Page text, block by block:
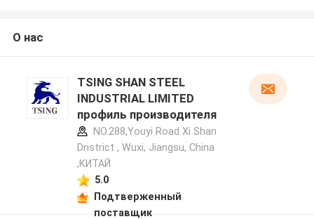
О нас
TSING SHAN STEEL
INDUSTRIAL LIMITED
профиль производителя
NO.288,Youyi Road Xi Shan
Dristrict , Wuxi, Jiangsu, China
,КИТАЙ
5.0
Подтверженный
поставщик